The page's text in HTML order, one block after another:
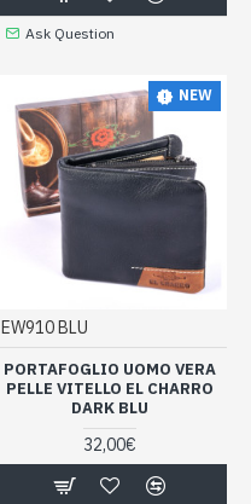
Ask Question
NEW
EW910 BLU
PORTAFOGLIO UOMO VERA
PELLE VITELLO EL CHARRO
DARK BLU
32,00€